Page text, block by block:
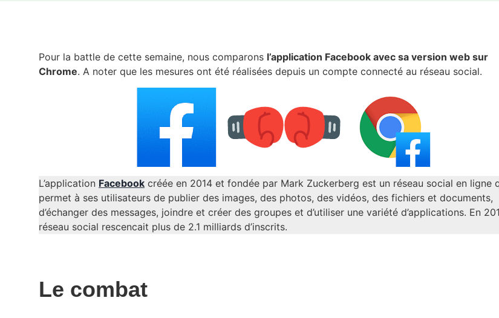
Pour la battle de cette semaine, nous comparons l’application Facebook avec sa version web sur
Chrome. A noter que les mesures ont été réalisées depuis un compte connecté au réseau social.
L’application Facebook créée en 2014 et fondée par Mark Zuckerberg est un réseau social en ligne
permet à ses utilisateurs de publier des images, des photos, des vidéos, des fichiers et documents,
d’échanger des messages, joindre et créer des groupes et d’utiliser une variété d’applications. En
réseau social rescencait plus de 2.1 milliards d’inscrits.
Le combat